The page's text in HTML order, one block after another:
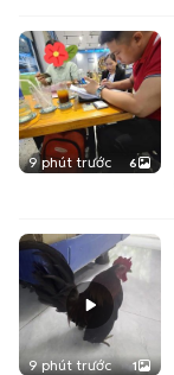
9 phút trước 6
9 phút trước 1